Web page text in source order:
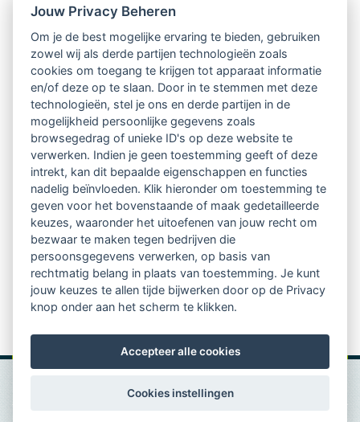
Nieuwsbrief
Ontvang 10 x per jaar de LVSC-
relatienieuwsbrief met o.a.:
vrij toegankelijke TsvB-artikelen
nieuws op het vlak van professioneel
begeleiden
informatie over LVSC-activiteiten
Aanmelden nieuwsbrief
Jouw Privacy Beheren
Om je de best mogelijke ervaring te bieden, gebruiken
zowel wij als derde partijen technologieën zoals
cookies om toegang te krijgen tot apparaat informatie
en/of deze op te slaan. Door in te stemmen met deze
technologieën, stel je ons en derde partijen in de
mogelijkheid persoonlijke gegevens zoals
browsegedrag of unieke ID's op deze website te
verwerken. Indien je geen toestemming geeft of deze
intrekt, kan dit bepaalde eigenschappen en functies
nadelig beïnvloeden. Klik hieronder om toestemming te
geven voor het bovenstaande of maak gedetailleerde
keuzes, waaronder het uitoefenen van jouw recht om
bezwaar te maken tegen bedrijven die
persoonsgegevens verwerken, op basis van
rechtmatig belang in plaats van toestemming. Je kunt
jouw keuzes te allen tijde bijwerken door op de Privacy
knop onder aan het scherm te klikken.
Accepteer alle cookies
Cookies instellingen